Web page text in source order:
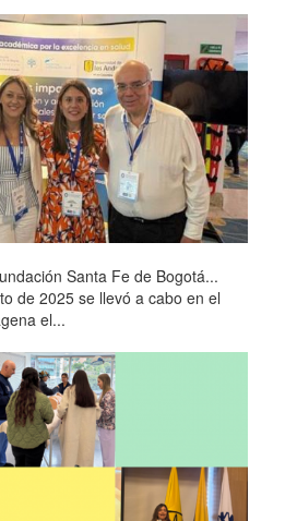
Santa Fe de Bogotá...
de 2025 se llevó a cabo en el
el...